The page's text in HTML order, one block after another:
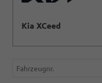
Kia XCeed
Fahrzeugnr.